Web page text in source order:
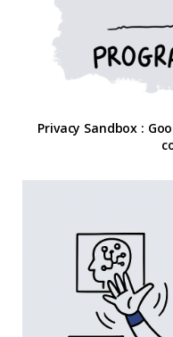
Privacy Sandbox :